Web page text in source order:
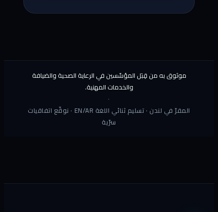
موثوق به من قِبَل المؤسّسين في الرعاية الصحية والضيافة
والخدمات المهنية.
·
المقرّ في لندن · تسليم ثنائي اللغة EN/AR · نوقّع اتفاقيات
سرّية